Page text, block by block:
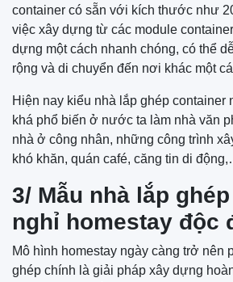
container có sẵn với kích thước như
việc xây dựng từ các module
dựng một cách nhanh chóng, có thể
rộng và di chuyển đến nơi khác một
Hiện nay kiểu nhà lắp ghép container
khá phổ biến ở nước ta làm nhà văn
nhà ở công nhân, những công trình
khó khăn, quán café, căng tin di
3/ Mẫu nhà lắp
nghỉ homestay độc
Mô hình homestay ngày càng trở nên
ghép chính là giải pháp xây dựng